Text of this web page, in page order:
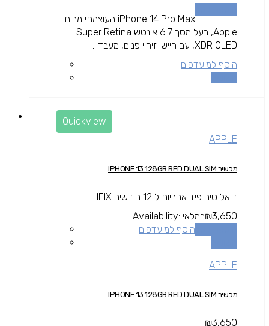
iPhone 14 Pro Max העוצמתי מבית
Apple, בעל מסך 6.7 אינטש Super Retina
XDR OLED, עם חיישן זיהוי פנים, מעבד...
הוסף למועדפים
Quickview
APPLE
מכשיר IPHONE 13 128GB RED DUAL SIM
דואל סים פיזי אחריות ל 12 חודשים IFIX
₪3,650
Availability: במלאי
הוסף למועדפים
APPLE
מכשיר IPHONE 13 128GB RED DUAL SIM
₪3,650